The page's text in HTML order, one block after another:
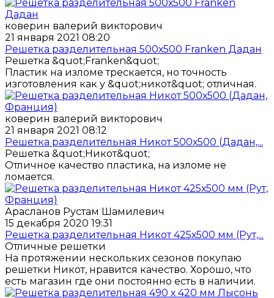
коверин валерий викторович
21 января 2021 08:20
Решетка разделительная 500х500 Franken Дадан
Решетка &quot;Franken&quot;
Пластик на изломе трескается, но точность
изготовления как у &quot;никот&quot; отличная.
коверин валерий викторович
21 января 2021 08:12
Решетка разделительная Никот 500х500 (Дадан,...
Решетка &quot;Никот&quot;
Отличное качество пластика, на изломе не
ломается.
Арасланов Рустам Шамилевич
15 декабря 2020 19:31
Решетка разделительная Никот 425х500 мм (Рут,...
Отличные решетки
На протяжении нескольких сезонов покупаю
решетки Никот, нравится качество. Хорошо, что
есть магазин где они постоянно есть в наличии.